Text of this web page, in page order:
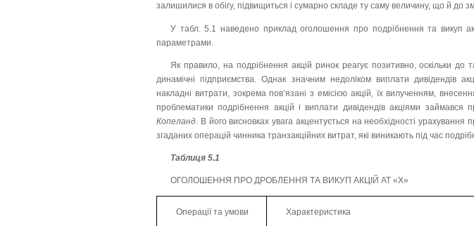
залишилися в обігу, підвищиться і сумарно складе ту саму величину, що й до
У табл. 5.1 наведено приклад оголошення про подрібнення та викуп
параметрами.
Як правило, на подрібнення акцій ринок реагує позитивно, оскільки до
динамічні підприємства. Однак значним недоліком виплати дивідендів
накладні витрати, зокрема пов’язані з емісією акцій, їх вилученням,
проблематики подрібнення акцій і виплати дивідендів акціями займався
Копеланд . В його висновках увага акцентується на необхідності
згаданих операцій чинника транзакційних витрат, які виникають під час
Таблиця 5.1
ОГОЛОШЕННЯ ПРО ДРОБЛЕННЯ ТА ВИКУП АКЦІЙ АТ «Х»
Операції та умови Характеристика